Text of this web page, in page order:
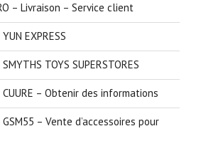
– Livraison – Service client
EXPRESS
TOYS SUPERSTORES
– Obtenir des informations
– Vente d’accessoires pour